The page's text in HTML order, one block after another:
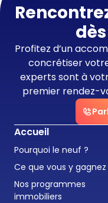
Profitez d’un
concrétiser
experts sont à
premier rendez-
Accueil
Pourquoi le neuf ?
Ce que vous y gagnez
Nos programmes
immobiliers